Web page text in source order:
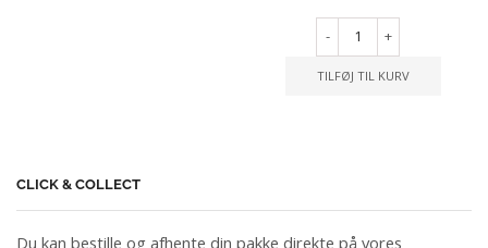
- +
TILFØJ TIL KURV
CLICK & COLLECT
Du kan bestille og afhente din pakke direkte på vores